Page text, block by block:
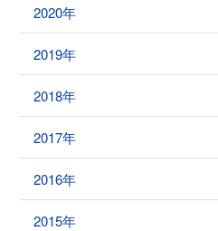
2020年
2019年
2018年
2017年
2016年
2015年